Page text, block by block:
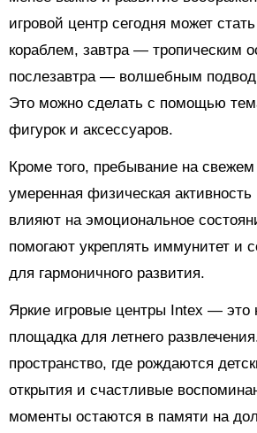
игровой центр сегодня может
кораблем, завтра — тропическим
послезавтра — волшебным
Это можно сделать с помощью
фигурок и аксессуаров.
Кроме того, пребывание на свежем
умеренная физическая
влияют на эмоциональное
помогают укреплять иммунитет и
для гармоничного развития.
Яркие игровые центры Intex — это
площадка для летнего
пространство, где рождаются
открытия и счастливые
моменты остаются в памяти на